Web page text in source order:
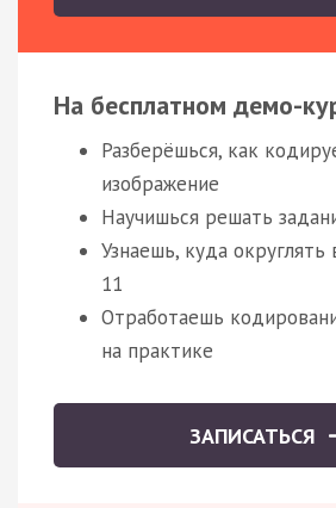
На бесплатном демо-
Разберёшься, как
изображение
Научишься решать
Узнаешь, куда округлять
11
Отработаешь
на практике
ЗАПИСАТЬСЯ